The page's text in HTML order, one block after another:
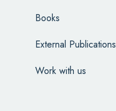
Books
External Publications
Work with us